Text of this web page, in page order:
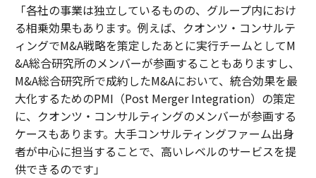
「各社の事業は独立しているものの、グループ内におけ
る相乗効果もあります。例えば、クオンツ・コンサルテ
ィングでM&A戦略を策定したあとに実行チームとしてM
&A総合研究所のメンバーが参画することもありますし、
M&A総合研究所で成約したM&Aにおいて、統合効果を最
大化するためのPMI（Post Merger Integration）の策定
に、クオンツ・コンサルティングのメンバーが参画する
ケースもあります。大手コンサルティングファーム出身
者が中心に担当することで、高いレベルのサービスを提
供できるのです」